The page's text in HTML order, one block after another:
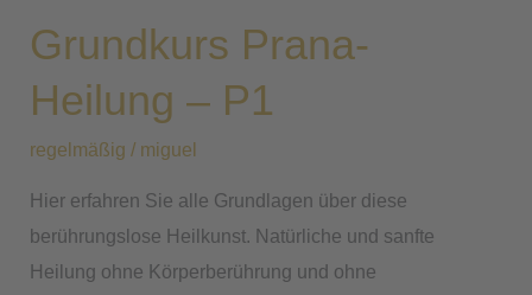
Grundkurs Prana-
Heilung – P1
regelmäßig / miguel
Hier erfahren Sie alle Grundlagen über diese
berührungslose Heilkunst. Natürliche und sanfte
Heilung ohne Körperberührung und ohne
Heilung
P1